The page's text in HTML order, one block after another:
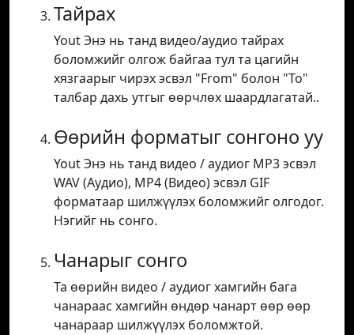
Тайрах
Yout Энэ нь танд видео/аудио тайрах
боломжийг олгож байгаа тул та цагийн
хязгаарыг чирэх эсвэл "From" болон "To"
талбар дахь утгыг өөрчлөх шаардлагатай..
Өөрийн форматыг сонгоно уу
Yout Энэ нь танд видео / аудиог MP3 эсвэл
WAV (Аудио), MP4 (Видео) эсвэл GIF
форматаар шилжүүлэх боломжийг олгодог.
Нэгийг нь сонго.
Чанарыг сонго
Та өөрийн видео / аудиог хамгийн бага
чанараас хамгийн өндөр чанарт өөр өөр
чанараар шилжүүлэх боломжтой.